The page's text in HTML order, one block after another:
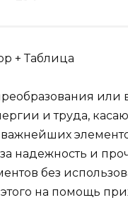
и труда,
надежность и
без
на помощь